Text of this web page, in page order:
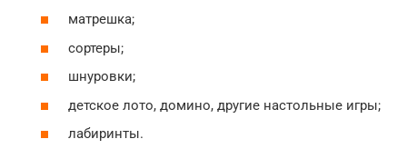
матрешка;
сортеры;
шнуровки;
детское лото, домино, другие настольные игры;
лабиринты.